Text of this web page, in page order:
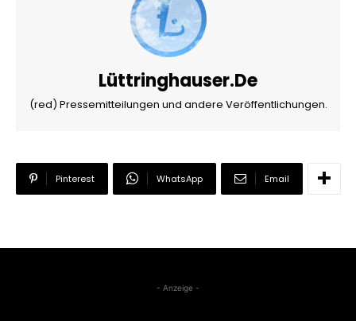
Lüttringhauser.de
(red) Pressemitteilungen und andere Veröffentlichungen.
Pinterest WhatsApp Email
- Anzeige -